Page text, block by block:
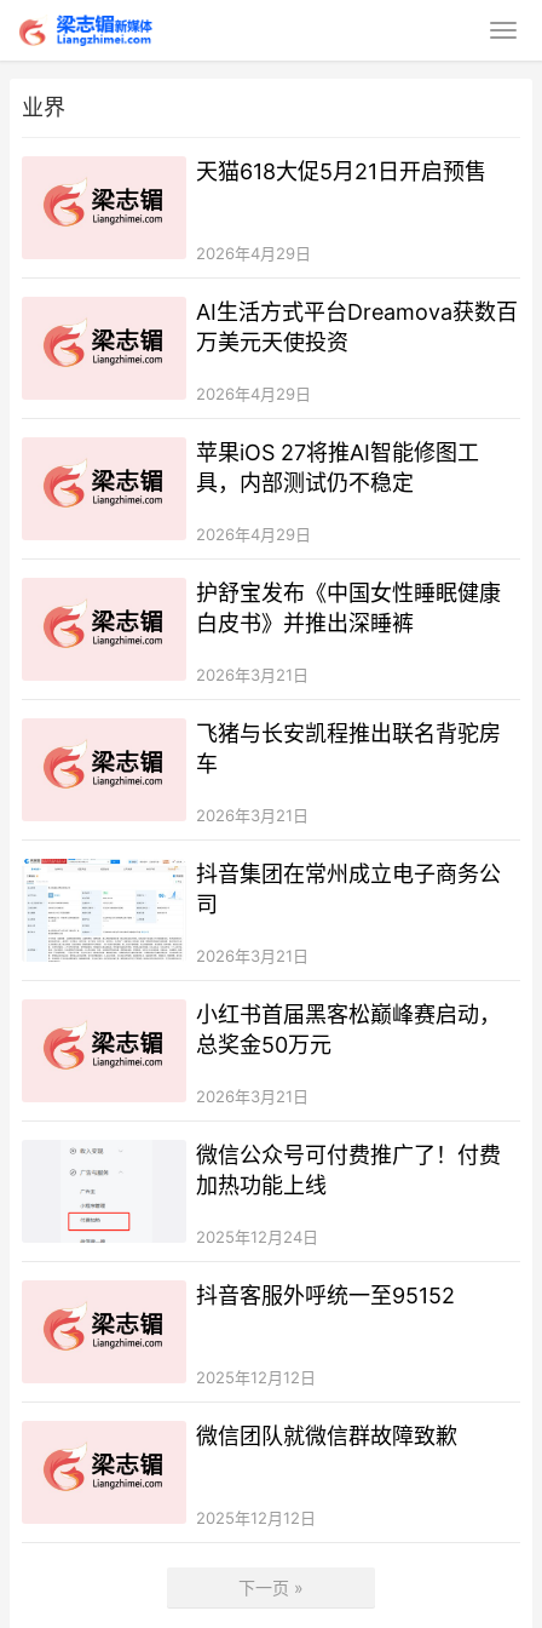
业界
天猫618大促5月21日开启预售
2026年4月29日
AI生活方式平台Dreamova获数百
万美元天使投资
2026年4月29日
苹果iOS 27将推AI智能修图工
具，内部测试仍不稳定
2026年4月29日
护舒宝发布《中国女性睡眠健康
白皮书》并推出深睡裤
2026年3月21日
飞猪与长安凯程推出联名背驼房
车
2026年3月21日
抖音集团在常州成立电子商务公
司
2026年3月21日
小红书首届黑客松巅峰赛启动，
总奖金50万元
2026年3月21日
微信公众号可付费推广了！付费
加热功能上线
2025年12月24日
抖音客服外呼统一至95152
2025年12月12日
微信团队就微信群故障致歉
2025年12月12日
下一页 »